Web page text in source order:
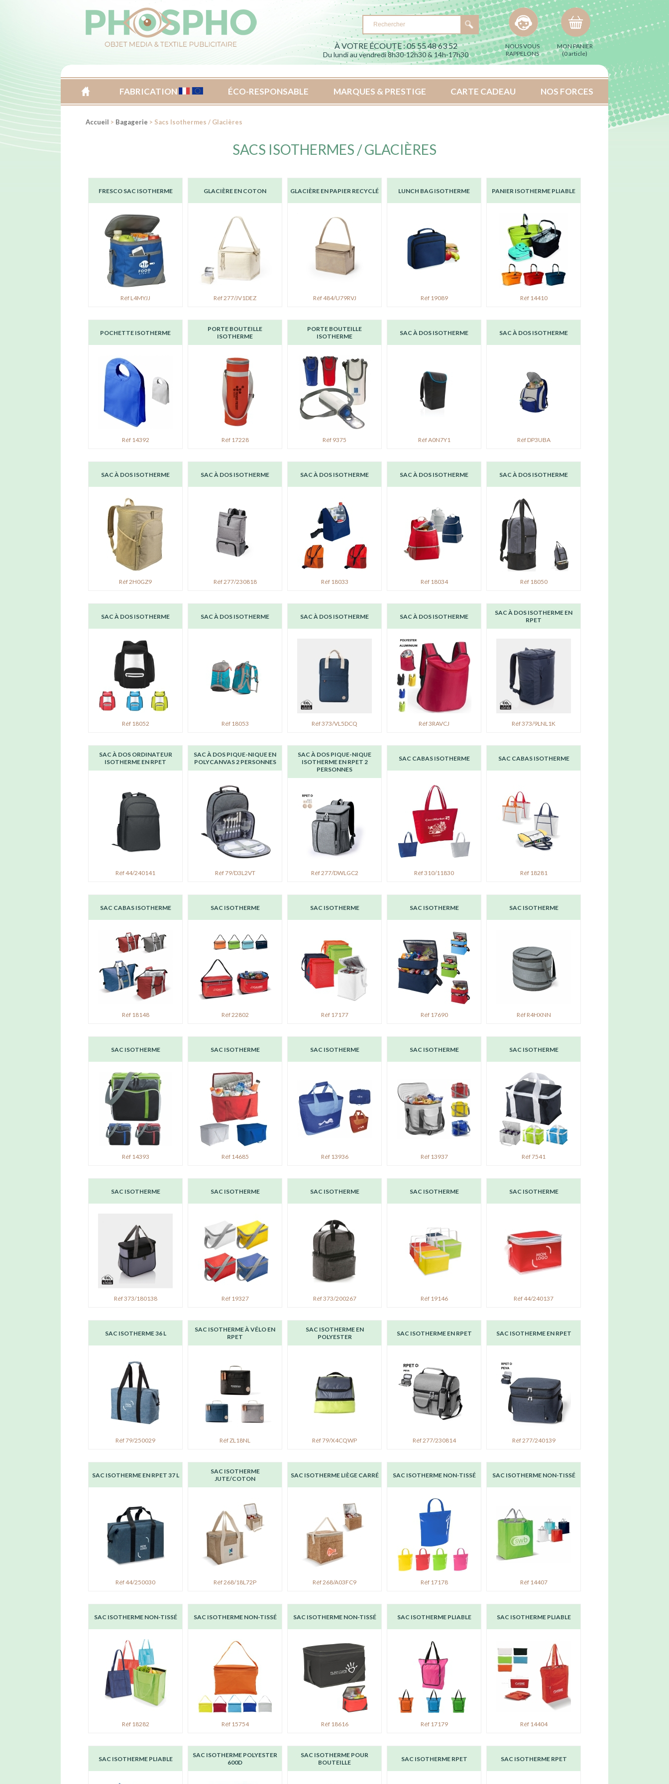
À VOTRE ÉCOUTE : 05 55 48 63 52
Du lundi au vendredi 8h30-12h30 & 14h-17h30
NOUS VOUS
RAPPELONS
MON PANIER
(0 article)
ACCUEIL
FABRICATION ÉCO-RESPONSABLE MARQUES & PRESTIGE CARTE CADEAU NOS FORCES
Accueil > Bagagerie > Sacs Isothermes / Glacières
SACS ISOTHERMES / GLACIÈRES
FRESCO SAC ISOTHERME
Réf L4MYJJ
GLACIÈRE EN COTON
Réf 277/JV1DEZ
GLACIÈRE EN PAPIER RECYCLÉ
Réf 484/U79RVJ
LUNCH BAG ISOTHERME
Réf 19089
PANIER ISOTHERME PLIABLE
Réf 14410
POCHETTE ISOTHERME
Réf 14392
PORTE BOUTEILLE
ISOTHERME
Réf 17228
PORTE BOUTEILLE
ISOTHERME
Réf 9375
SAC À DOS ISOTHERME
Réf A0N7Y1
SAC À DOS ISOTHERME
Réf DP3UBA
SAC À DOS ISOTHERME
Réf 2H0GZ9
SAC À DOS ISOTHERME
Réf 277/230818
SAC À DOS ISOTHERME
Réf 18033
SAC À DOS ISOTHERME
Réf 18034
SAC À DOS ISOTHERME
Réf 18050
SAC À DOS ISOTHERME
Réf 18052
SAC À DOS ISOTHERME
Réf 18053
SAC À DOS ISOTHERME
Réf 373/VL5DCQ
SAC À DOS ISOTHERME
Réf 3RAVCJ
SAC À DOS ISOTHERME EN
RPET
Réf 373/9LNL1K
SAC À DOS ORDINATEUR
ISOTHERME EN RPET
Réf 44/240141
SAC À DOS PIQUE-NIQUE EN
POLYCANVAS 2 PERSONNES
Réf 79/D3L2VT
SAC À DOS PIQUE-NIQUE
ISOTHERME EN RPET 2
PERSONNES
Réf 277/DWLGC2
SAC CABAS ISOTHERME
Réf 310/11830
SAC CABAS ISOTHERME
Réf 18281
SAC CABAS ISOTHERME
Réf 18148
SAC ISOTHERME
Réf 22802
SAC ISOTHERME
Réf 17177
SAC ISOTHERME
Réf 17690
SAC ISOTHERME
Réf R4HXNN
SAC ISOTHERME
Réf 14393
SAC ISOTHERME
Réf 14685
SAC ISOTHERME
Réf 13936
SAC ISOTHERME
Réf 13937
SAC ISOTHERME
Réf 7541
SAC ISOTHERME
Réf 373/180138
SAC ISOTHERME
Réf 19327
SAC ISOTHERME
Réf 373/200267
SAC ISOTHERME
Réf 19146
SAC ISOTHERME
Réf 44/240137
SAC ISOTHERME 36 L
Réf 79/250029
SAC ISOTHERME À VÉLO EN
RPET
Réf ZL18NL
SAC ISOTHERME EN
POLYESTER
Réf 79/X4CQWP
SAC ISOTHERME EN RPET
Réf 277/230814
SAC ISOTHERME EN RPET
Réf 277/240139
SAC ISOTHERME EN RPET 37 L
Réf 44/250030
SAC ISOTHERME
JUTE/COTON
Réf 268/18L72P
SAC ISOTHERME LIÈGE CARRÉ
Réf 268/A03FC9
SAC ISOTHERME NON-TISSÉ
Réf 17178
SAC ISOTHERME NON-TISSÉ
Réf 14407
SAC ISOTHERME NON-TISSÉ
Réf 18282
SAC ISOTHERME NON-TISSÉ
Réf 15754
SAC ISOTHERME NON-TISSÉ
Réf 18616
SAC ISOTHERME PLIABLE
Réf 17179
SAC ISOTHERME PLIABLE
Réf 14404
SAC ISOTHERME PLIABLE
SAC ISOTHERME POLYESTER
600D
SAC ISOTHERME POUR
BOUTEILLE
SAC ISOTHERME RPET SAC ISOTHERME RPET